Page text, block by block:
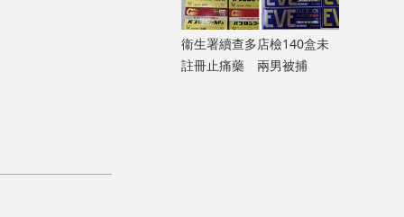
衞生署續查多店檢140盒未
註冊止痛藥 兩男被捕